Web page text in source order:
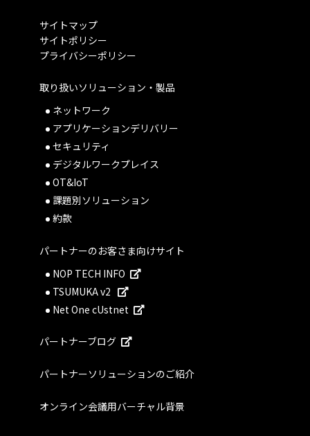
サイトマップ
サイトポリシー
プライバシーポリシー
取り扱いソリューション・製品
ネットワーク
アプリケーションデリバリー
セキュリティ
デジタルワークプレイス
OT&IoT
課題別ソリューション
約款
パートナーのお客さま向けサイト
NOP TECH INFO
TSUMUKA v2
Net One cUstnet
パートナーブログ
パートナーソリューションのご紹介
オンライン会議用バーチャル背景